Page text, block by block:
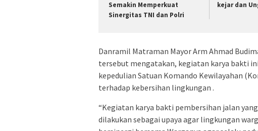
Semakin Memperkuat
Sinergitas TNI dan Polri
kejar dan
Danramil Matraman Mayor Arm Ahmad
tersebut mengatakan, kegiatan karya bakti
kepedulian Satuan Komando Kewilayahan
terhadap kebersihan lingkungan .
“Kegiatan karya bakti pembersihan jalan
dilakukan sebagai upaya agar lingkungan